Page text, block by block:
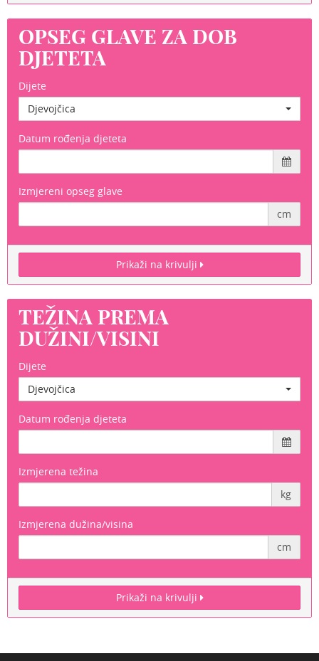
OPSEG GLAVE ZA DOB
DJETETA
Dijete
Djevojčica
Datum rođenja djeteta
Izmjereni opseg glave
cm
Prikaži na krivulji
TEŽINA PREMA
DUŽINI/VISINI
Dijete
Djevojčica
Datum rođenja djeteta
Izmjerena težina
kg
Izmjerena dužina/visina
cm
Prikaži na krivulji